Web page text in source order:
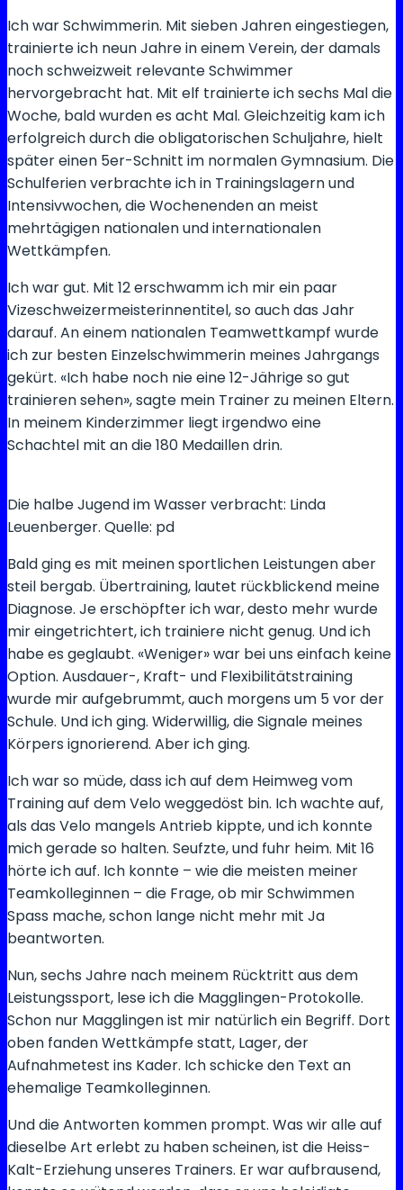
Ich war Schwimmerin. Mit sieben Jahren eingestiegen,
trainierte ich neun Jahre in einem Verein, der damals
noch schweizweit relevante Schwimmer
hervorgebracht hat. Mit elf trainierte ich sechs Mal die
Woche, bald wurden es acht Mal. Gleichzeitig kam ich
erfolgreich durch die obligatorischen Schuljahre, hielt
später einen 5er-Schnitt im normalen Gymnasium. Die
Schulferien verbrachte ich in Trainingslagern und
Intensivwochen, die Wochenenden an meist
mehrtägigen nationalen und internationalen
Wettkämpfen.
Ich war gut. Mit 12 erschwamm ich mir ein paar
Vizeschweizermeisterinnentitel, so auch das Jahr
darauf. An einem nationalen Teamwettkampf wurde
ich zur besten Einzelschwimmerin meines Jahrgangs
gekürt. «Ich habe noch nie eine 12-Jährige so gut
trainieren sehen», sagte mein Trainer zu meinen Eltern.
In meinem Kinderzimmer liegt irgendwo eine
Schachtel mit an die 180 Medaillen drin.
Die halbe Jugend im Wasser verbracht: Linda
Leuenberger. Quelle: pd
Bald ging es mit meinen sportlichen Leistungen aber
steil bergab. Übertraining, lautet rückblickend meine
Diagnose. Je erschöpfter ich war, desto mehr wurde
mir eingetrichtert, ich trainiere nicht genug. Und ich
habe es geglaubt. «Weniger» war bei uns einfach keine
Option. Ausdauer-, Kraft- und Flexibilitätstraining
wurde mir aufgebrummt, auch morgens um 5 vor der
Schule. Und ich ging. Widerwillig, die Signale meines
Körpers ignorierend. Aber ich ging.
Ich war so müde, dass ich auf dem Heimweg vom
Training auf dem Velo weggedöst bin. Ich wachte auf,
als das Velo mangels Antrieb kippte, und ich konnte
mich gerade so halten. Seufzte, und fuhr heim. Mit 16
hörte ich auf. Ich konnte – wie die meisten meiner
Teamkolleginnen – die Frage, ob mir Schwimmen
Spass mache, schon lange nicht mehr mit Ja
beantworten.
Nun, sechs Jahre nach meinem Rücktritt aus dem
Leistungssport, lese ich die Magglingen-Protokolle.
Schon nur Magglingen ist mir natürlich ein Begriff. Dort
oben fanden Wettkämpfe statt, Lager, der
Aufnahmetest ins Kader. Ich schicke den Text an
ehemalige Teamkolleginnen.
Und die Antworten kommen prompt. Was wir alle auf
dieselbe Art erlebt zu haben scheinen, ist die Heiss-
Kalt-Erziehung unseres Trainers. Er war aufbrausend,